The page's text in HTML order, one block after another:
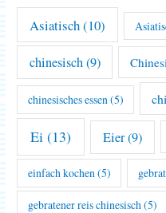
Asiatisch(10)
chinesisch(9)
chinesisches essen(5)
Ei (13) Eier(9)
einfach kochen(5)
gebratener reis chinesisch (5)